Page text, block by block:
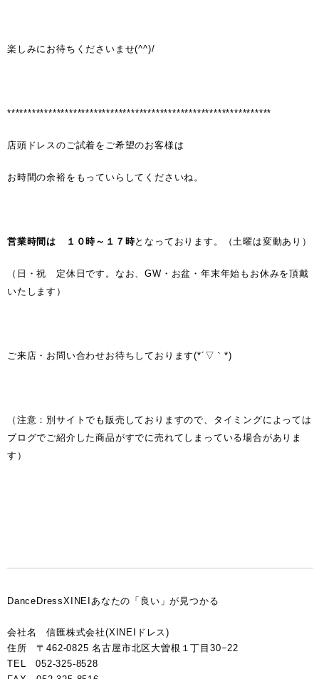
楽しみにお待ちくださいませ(^^)/
****************************************************************
店頭ドレスのご試着をご希望のお客様は
お時間の余裕をもっていらしてくださいね。
営業時間は １０時～１７時となっております。（土曜は変動あり）
（日・祝 定休日です。なお、GW・お盆・年末年始もお休みを頂戴
いたします）
ご来店・お問い合わせお待ちしております(*´▽｀*)
（注意：別サイトでも販売しておりますので、タイミングによっては
ブログでご紹介した商品がすでに売れてしまっている場合がありま
す）
DanceDressXINEIあなたの「良い」が見つかる
会社名 信匯株式会社(XINEIドレス)
住所 〒462-0825 名古屋市北区大曽根１丁目30−22
TEL 052-325-8528